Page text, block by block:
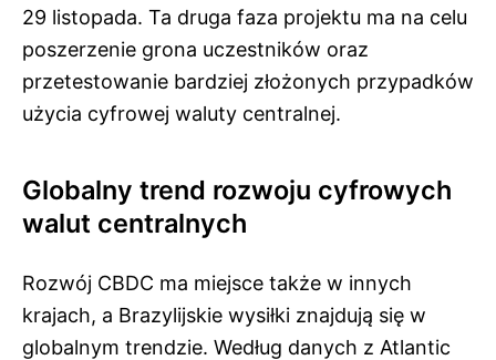
29 listopada. Ta druga faza projektu ma na celu
poszerzenie grona uczestników oraz
przetestowanie bardziej złożonych przypadków
użycia cyfrowej waluty centralnej.
Globalny trend rozwoju cyfrowych
walut centralnych
Rozwój CBDC ma miejsce także w innych
krajach, a Brazylijskie wysiłki znajdują się w
globalnym trendzie. Według danych z Atlantic